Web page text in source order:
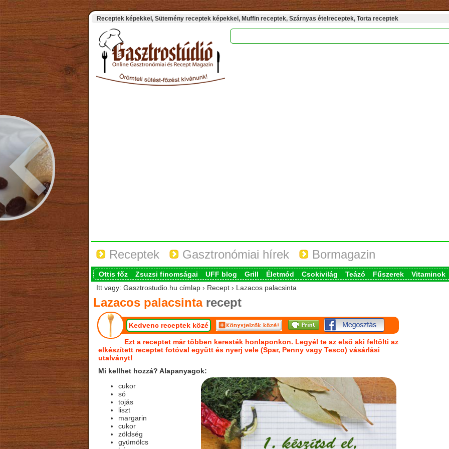
Receptek képekkel, Sütemény receptek képekkel, Muffin receptek, Szárnyas ételreceptek, Torta receptek
Receptek Gasztronómiai hírek Bormagazin
Ottis főz Zsuzsi finomságai UFF blog Grill Életmód Csokivilág Teázó Fűszerek
Vitaminok
Itt vagy: Gasztrostudio.hu címlap › Recept › Lazacos palacsinta
Lazacos palacsintarecept
Kedvenc receptek közé
Ezt a receptet már többen keresték honlaponkon. Legyél te az első aki feltölti az
elkészített receptet fotóval együtt és nyerj vele (Spar, Penny vagy Tesco) vásárlási
utalványt!
Mi kellhet hozzá? Alapanyagok:
cukor
só
tojás
liszt
margarin
cukor
zöldség
gyümölcs